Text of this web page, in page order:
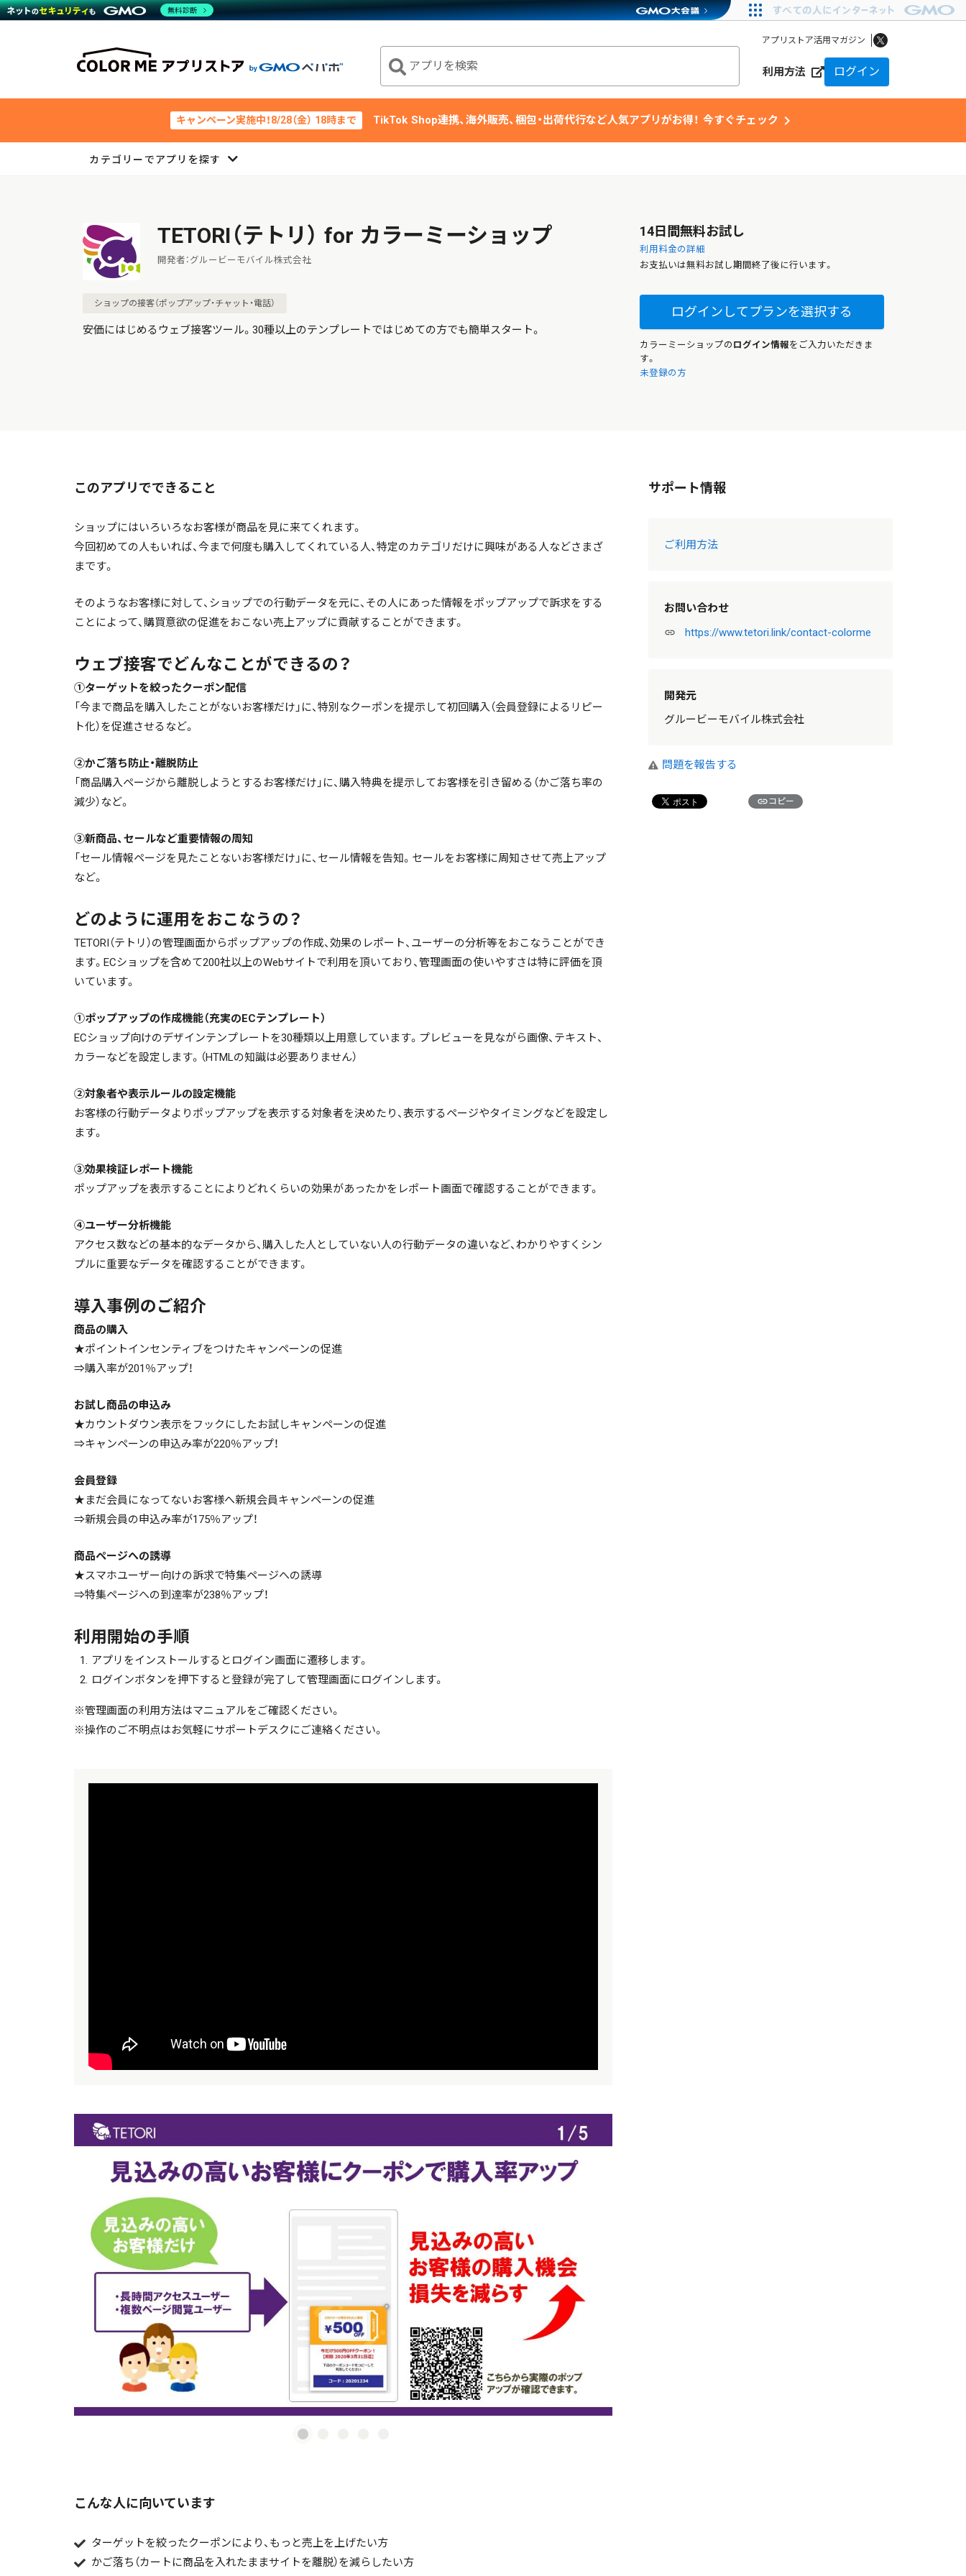
アプリを検索
アプリストア活用マガジン
利用方法 ログイン
キャンペーン実施中！8/28（金） 18時まで TikTok Shop連携、海外販売、梱包・出荷代行など人気アプリがお得！ 今すぐチェック chevron_right
カテゴリーでアプリを探す
TETORI（テトリ） for カラーミーショップ
開発者：グルービーモバイル株式会社
ショップの接客（ポップアップ・チャット・電話）
安価にはじめるウェブ接客ツール。30種以上のテンプレートではじめての方でも簡単スタート。
14日間無料お試し
利用料金の詳細
お支払いは無料お試し期間終了後に行います。
ログインしてプランを選択する
カラーミーショップの ログイン情報をご入力いただきま
す。
未登録の方
このアプリでできること
ショップにはいろいろなお客様が商品を見に来てくれます。
今回初めての人もいれば、今まで何度も購入してくれている人、特定のカテゴリだけに興味がある人などさまざ
まです。
そのようなお客様に対して、ショップでの行動データを元に、その人にあった情報をポップアップで訴求をする
ことによって、購買意欲の促進をおこない売上アップに貢献することができます。
ウェブ接客でどんなことができるの？
①ターゲットを絞ったクーポン配信
「今まで商品を購入したことがないお客様だけ」に、特別なクーポンを提示して初回購入（会員登録によるリピー
ト化）を促進させるなど。
②かご落ち防止・離脱防止
「商品購入ページから離脱しようとするお客様だけ」に、購入特典を提示してお客様を引き留める（かご落ち率の
減少）など。
③新商品、セールなど重要情報の周知
「セール情報ページを見たことないお客様だけ」に、セール情報を告知。セールをお客様に周知させて売上アップ
など。
どのように運用をおこなうの？
TETORI（テトリ）の管理画面からポップアップの作成、効果のレポート、ユーザーの分析等をおこなうことができ
ます。ECショップを含めて200社以上のWebサイトで利用を頂いており、管理画面の使いやすさは特に評価を頂
いています。
①ポップアップの作成機能（充実のECテンプレート）
ECショップ向けのデザインテンプレートを30種類以上用意しています。プレビューを見ながら画像、テキスト、
カラーなどを設定します。（HTMLの知識は必要ありません）
②対象者や表示ルールの設定機能
お客様の行動データよりポップアップを表示する対象者を決めたり、表示するページやタイミングなどを設定し
ます。
③効果検証レポート機能
ポップアップを表示することによりどれくらいの効果があったかをレポート画面で確認することができます。
④ユーザー分析機能
アクセス数などの基本的なデータから、購入した人としていない人の行動データの違いなど、わかりやすくシン
プルに重要なデータを確認することができます。
導入事例のご紹介
商品の購入
★ポイントインセンティブをつけたキャンペーンの促進
⇒購入率が201％アップ！
お試し商品の申込み
★カウントダウン表示をフックにしたお試しキャンペーンの促進
⇒キャンペーンの申込み率が220％アップ！
会員登録
★まだ会員になってないお客様へ新規会員キャンペーンの促進
⇒新規会員の申込み率が175％アップ！
商品ページへの誘導
★スマホユーザー向けの訴求で特集ページへの誘導
⇒特集ページへの到達率が238％アップ！
利用開始の手順
アプリをインストールするとログイン画面に遷移します。
ログインボタンを押下すると登録が完了して管理画面にログインします。
※管理画面の利用方法はマニュアルをご確認ください。
※操作のご不明点はお気軽にサポートデスクにご連絡ください。
こんな人に向いています
ターゲットを絞ったクーポンにより、もっと売上を上げたい方
かご落ち（カートに商品を入れたままサイトを離脱）を減らしたい方
サポート情報
ご利用方法
お問い合わせ
link https://www.tetori.link/contact-colorme
開発元
グルービーモバイル株式会社
問題を報告する
linkコピー
無料診断